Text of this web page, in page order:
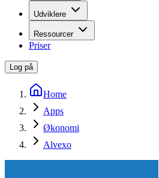
Udviklere
Ressourcer
Priser
Log på
Home
Apps
Økonomi
Alvexo